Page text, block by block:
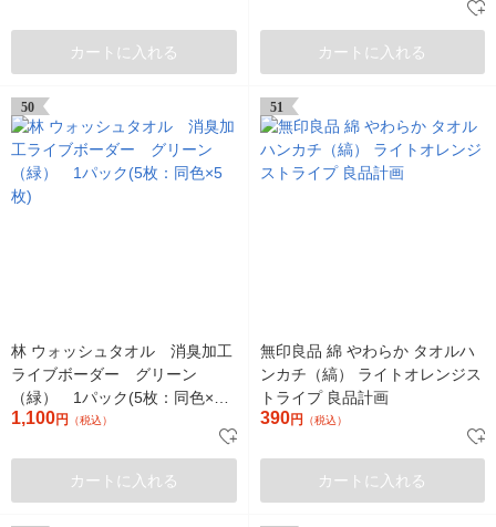
カートに入れる カートに入れる
50
林 ウォッシュタオル 消臭加工
ライブボーダー グリーン
（緑） 1パック(5枚：同色×5
枚)
1,100円 （税込）
カートに入れる
51
無印良品 綿 やわらか タオルハ
ンカチ（縞） ライトオレンジス
トライプ 良品計画
390円 （税込）
カートに入れる